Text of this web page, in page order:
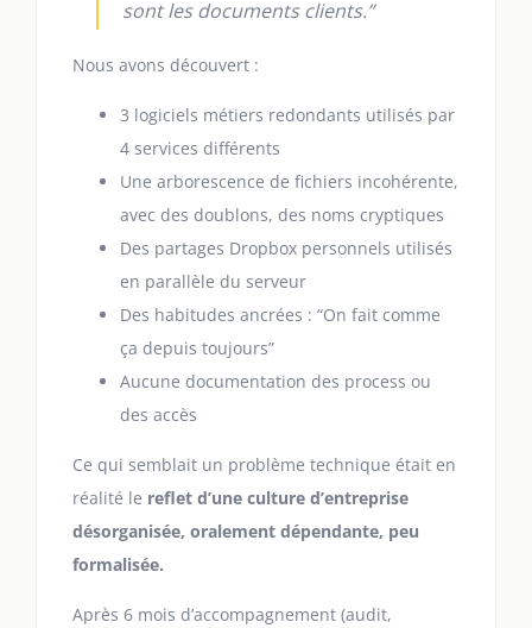
sont les documents clients.”
Nous avons découvert :
3 logiciels métiers redondants utilisés par
4 services différents
Une arborescence de fichiers incohérente,
avec des doublons, des noms cryptiques
Des partages Dropbox personnels utilisés
en parallèle du serveur
Des habitudes ancrées : “On fait comme
ça depuis toujours”
Aucune documentation des process ou
des accès
Ce qui semblait un problème technique était en
réalité le reflet d’une culture d’entreprise
désorganisée, oralement dépendante, peu
formalisée.
Après 6 mois d’accompagnement (audit,